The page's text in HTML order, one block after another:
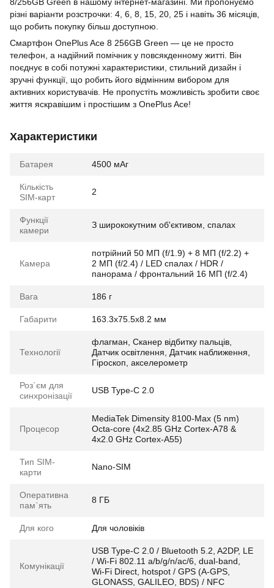
8/256GB Green в нашому інтернет-магазині. Ми пропонуємо
різні варіанти розстрочки: 4, 6, 8, 15, 20, 25 і навіть 36 місяців,
що робить покупку більш доступною.
Смартфон OnePlus Ace 8 256GB Green — це не просто
телефон, а надійний помічник у повсякденному житті. Він
поєднує в собі потужні характеристики, стильний дизайн і
зручні функції, що робить його відмінним вибором для
активних користувачів. Не пропустіть можливість зробити своє
життя яскравішим і простішим з OnePlus Ace!
Характеристики
Батарея 4500 мАг
Кількість
SIM-карт
2
Функції
камери
З ширококутним об'єктивом, спалах
Камера
потрійний 50 МП (f/1.9) + 8 МП (f/2.2) +
2 МП (f/2.4) / LED спалах / HDR /
панорама / фронтальний 16 МП (f/2.4)
Вага 186 г
Габарити 163.3x75.5x8.2 мм
Технології
флагман, Сканер відбитку пальців,
Датчик освітлення, Датчик наближення,
Гіроскоп, акселерометр
Роз`єм для
синхронізації
USB Type-C 2.0
Процесор
MediaTek Dimensity 8100-Max (5 nm)
Octa-core (4x2.85 GHz Cortex-A78 &
4x2.0 GHz Cortex-A55)
Тип SIM-
карти
Nano-SIM
Оперативна
пам`ять
8 ГБ
Для кого Для чоловіків
Комунікації
USB Type-C 2.0 / Bluetooth 5.2, A2DP, LE
/ Wi-Fi 802.11 a/b/g/n/ac/6, dual-band,
Wi-Fi Direct, hotspot / GPS (A-GPS,
GLONASS, GALILEO, BDS) / NFC